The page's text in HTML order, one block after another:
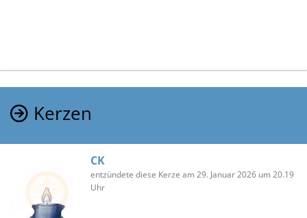
Kerzen
CK
entzündete diese Kerze am 29. Januar 2026 um 20.19
Uhr